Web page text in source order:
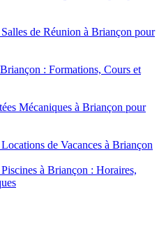
de Réunion à Briançon pour
: Formations, Cours et
Mécaniques à Briançon pour
de Vacances à Briançon
à Briançon : Horaires,